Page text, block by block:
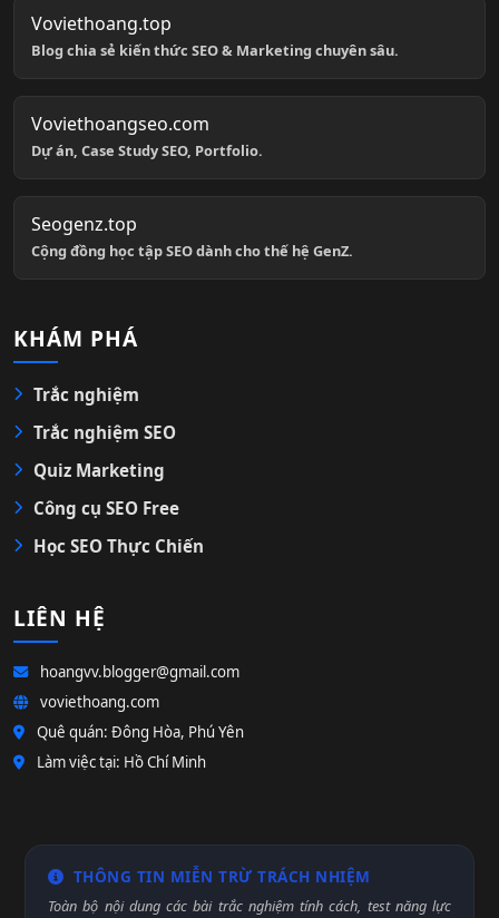
Voviethoangseo.com
Dự án, Case Study SEO, Portfolio.
Seogenz.top
Cộng đồng học tập SEO dành cho thế hệ GenZ.
KHÁM PHÁ
Trắc nghiệm
Trắc nghiệm SEO
Quiz Marketing
Công cụ SEO Free
Học SEO Thực Chiến
LIÊN HỆ
hoangvv.blogger@gmail.com
voviethoang.com
Quê quán: Đông Hòa, Phú Yên
Làm việc tại: Hồ Chí Minh
Toàn bộ nội dung các bài trắc nghiệm tính cách, test năng lực
chuyên môn, hệ thống công cụ, hệ thống trắc nghiệm và bài học
SEO,... trên website Võ Việt Hoàng Officialchỉ mang tính chất
tham khảo, giúp bạn khám phá bản thân và bổ trợ kiến thức. Kết